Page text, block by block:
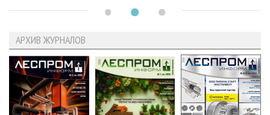
АРХИВ ЖУРНАЛОВ